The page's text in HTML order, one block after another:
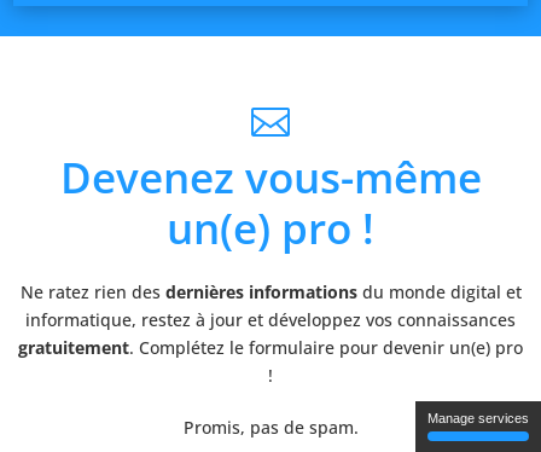

Devenez vous-même
un(e) pro !
Ne ratez rien des dernières informationsdu monde digital et
informatique, restez à jour et développez vos connaissances
gratuitement. Complétez le formulaire pour devenir un(e) pro
!
Promis, pas de spam. Manage services